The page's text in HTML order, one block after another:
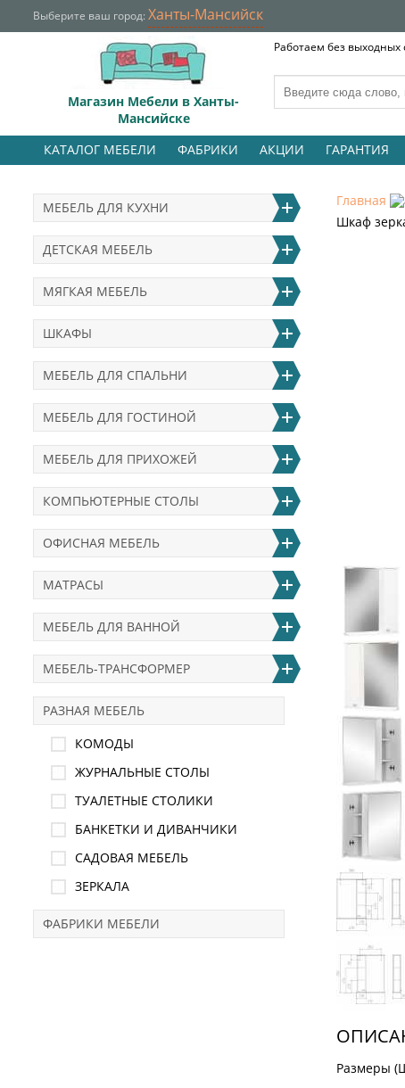
Выберите ваш город: Ханты-Мансийск
Магазин Мебели в Ханты-
Мансийске
Работаем без выходных
КАТАЛОГ МЕБЕЛИ ФАБРИКИ АКЦИИ ГАРАНТИЯ
Главная
Шкаф
Размеры
МЕБЕЛЬ ДЛЯ КУХНИ
ДЕТСКАЯ МЕБЕЛЬ
МЯГКАЯ МЕБЕЛЬ
ШКАФЫ
МЕБЕЛЬ ДЛЯ СПАЛЬНИ
МЕБЕЛЬ ДЛЯ ГОСТИНОЙ
МЕБЕЛЬ ДЛЯ ПРИХОЖЕЙ
КОМПЬЮТЕРНЫЕ СТОЛЫ
ОФИСНАЯ МЕБЕЛЬ
МАТРАСЫ
МЕБЕЛЬ ДЛЯ ВАННОЙ
МЕБЕЛЬ-ТРАНСФОРМЕР
РАЗНАЯ МЕБЕЛЬ
КОМОДЫ
ЖУРНАЛЬНЫЕ СТОЛЫ
ТУАЛЕТНЫЕ СТОЛИКИ
БАНКЕТКИ И ДИВАНЧИКИ
САДОВАЯ МЕБЕЛЬ
ЗЕРКАЛА
ФАБРИКИ МЕБЕЛИ